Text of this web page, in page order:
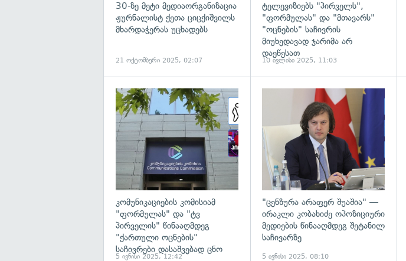
30-ზე მეტი მედიაორგანიზაცია
ჟურნალისტ ქეთა ციცქიშვილს
მხარდაჭერას უცხადებს
21 ოქტომბერი 2025, 02:07
ტელევიზიებს "პირველს",
"ფორმულას" და "მთავარს"
"ოცნების" საჩივრის
მიუხედავად ჯარიმა არ
დაეწესათ
10 ივლისი 2025, 11:03
კომუნიკაციების კომისიამ
"ფორმულას" და "ტვ
პირველის" წინააღმდეგ
"ქართული ოცნების"
საჩივრები დასაშვებად ცნო
5 ივნისი 2025, 12:42
"ცენზურა არაფერ შუაშია" —
ირაკლი კობახიძე ოპოზიციური
მედიების წინააღმდეგ შეტანილ
საჩივარზე
5 ივნისი 2025, 08:10